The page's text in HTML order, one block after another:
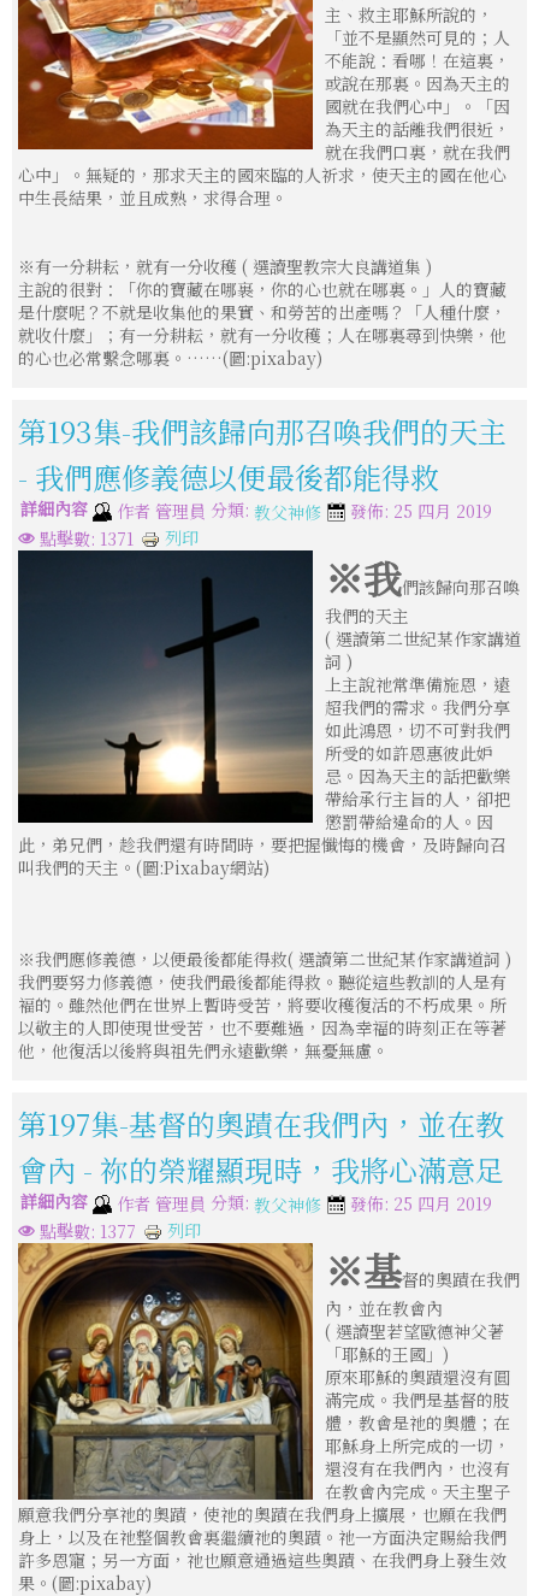
主、救主耶穌所說的，
「並不是顯然可見的；人
不能說：看哪！在這裏，
或說在那裏。因為天主的
國就在我們心中」。「因
為天主的話離我們很近，
就在我們口裏，就在我們
心中」。無疑的，那求天主的國來臨的人祈求，使天主的國在他心
中生長結果，並且成熟，求得合理。
※有一分耕耘，就有一分收穫 ( 選讀聖教宗大良講道集 )
主說的很對：「你的寶藏在哪裹，你的心也就在哪裏。」人的寶藏
是什麼呢？不就是收集他的果實、和勞苦的出產嗎？「人種什麼，
就收什麼」；有一分耕耘，就有一分收穫；人在哪裏尋到快樂，他
的心也必常繫念哪裏。……(圖:pixabay)
第193集-我們該歸向那召喚我們的天主
- 我們應修義德以便最後都能得救
詳細內容 作者 管理員 分類: 教父神修
發佈: 25 四月 2019
點擊數: 1371
列印
※我們該歸向那召喚
我們的天主
( 選讀第二世紀某作家講道
詞 )
上主說祂常準備施恩，遠
超我們的需求。我們分享
如此鴻恩，切不可對我們
所受的如許恩惠彼此妒
忌。因為天主的話把歡樂
帶給承行主旨的人，卻把
懲罰帶給違命的人。因
此，弟兄們，趁我們還有時間時，要把握懺悔的機會，及時歸向召
叫我們的天主。(圖:Pixabay網站)
※我們應修義德，以便最後都能得救( 選讀第二世紀某作家講道詞 )
我們要努力修義德，使我們最後都能得救。聽從這些教訓的人是有
褔的。雖然他們在世界上暫時受苦，將要收穫復活的不朽成果。所
以敬主的人即使現世受苦，也不要難過，因為幸福的時刻正在等著
他，他復活以後將與祖先們永遠歡樂，無憂無慮。
第197集-基督的奧蹟在我們內，並在教
會內 - 祢的榮耀顯現時，我將心滿意足
詳細內容 作者 管理員 分類: 教父神修
發佈: 25 四月 2019
點擊數: 1377
列印
※基督的奧蹟在我們
內，並在教會內
( 選讀聖若望歐德神父著
「耶穌的王國」)
原來耶穌的奧蹟還沒有圓
滿完成。我們是基督的肢
體，教會是祂的奧體；在
耶穌身上所完成的一切，
還沒有在我們內，也沒有
在教會內完成。天主聖子
願意我們分享祂的奧蹟，使祂的奧蹟在我們身上擴展，也願在我們
身上，以及在祂整個教會裏繼續祂的奧蹟。祂一方面決定賜給我們
許多恩寵；另一方面，祂也願意通過這些奧蹟、在我們身上發生效
果。(圖:pixabay)